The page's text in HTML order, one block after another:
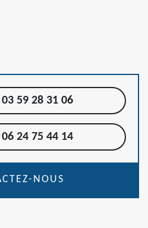
03 59 28 31 06
06 24 75 44 14
NOUS